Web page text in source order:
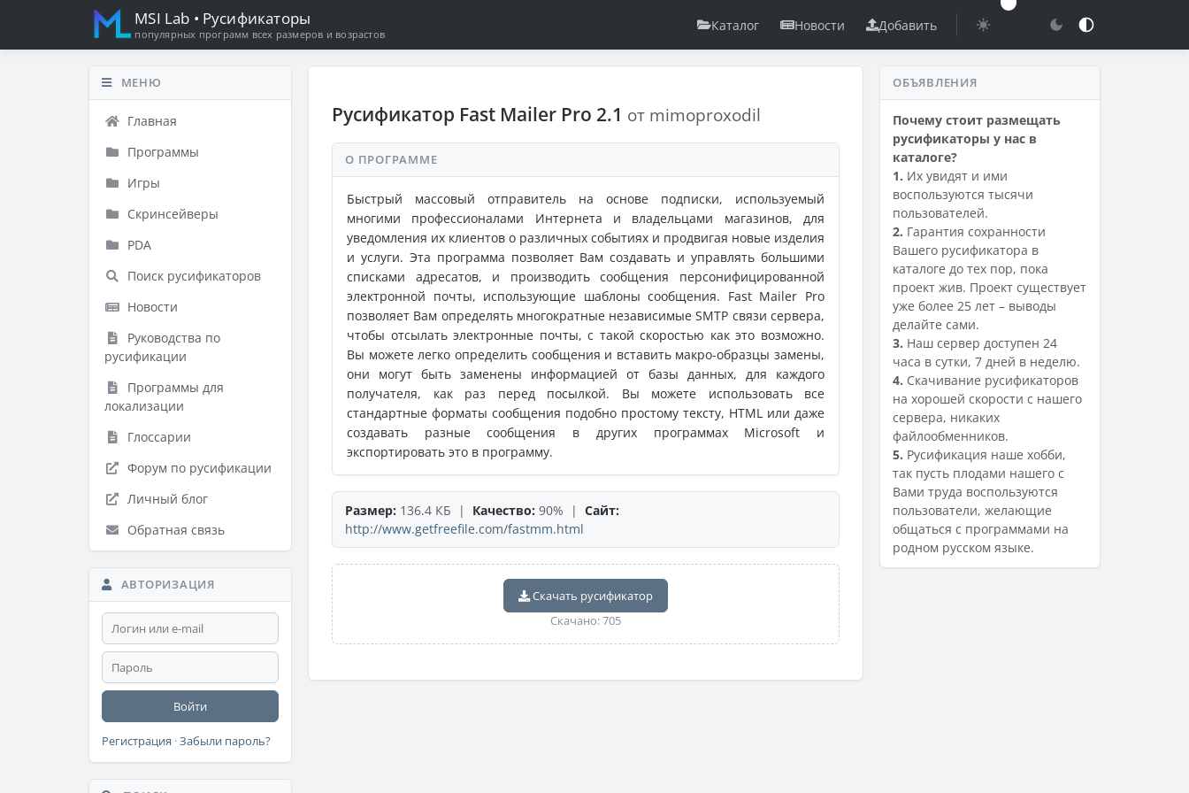
MSI Lab • Русификаторы
популярных программ всех размеров и возрастов
Каталог Новости Добавить
МЕНЮ
Главная
Программы
Игры
Скринсейверы
PDA
Поиск русификаторов
Новости
Руководства по
русификации
Программы для
локализации
Глоссарии
Форум по русификации
Личный блог
Обратная связь
АВТОРИЗАЦИЯ
Войти
Регистрация ·Забыли пароль?
Русификатор Fast Mailer Pro 2.1 от mimoproxodil
О ПРОГРАММЕ
Быстрый массовый отправитель на основе подписки, используемый
многими профессионалами Интернета и владельцами магазинов, для
уведомления их клиентов о различных событиях и продвигая новые изделия
и услуги. Эта программа позволяет Вам создавать и управлять большими
списками адресатов, и производить сообщения персонифицированной
электронной почты, использующие шаблоны сообщения. Fast Mailer Pro
позволяет Вам определять многократные независимые SMTP связи сервера,
чтобы отсылать электронные почты, с такой скоростью как это возможно.
Вы можете легко определить сообщения и вставить макро-образцы замены,
они могут быть заменены информацией от базы данных, для каждого
получателя, как раз перед посылкой. Вы можете использовать все
стандартные форматы сообщения подобно простому тексту, HTML или даже
создавать разные сообщения в других программах Microsoft и
экспортировать это в программу.
Размер: 136.4 КБ | Качество: 90% | Сайт:
http://www.getfreefile.com/fastmm.html
Скачать русификатор
Скачано: 705
ОБЪЯВЛЕНИЯ
Почему стоит размещать
русификаторы у нас в
каталоге?
1. Их увидят и ими
воспользуются тысячи
пользователей.
2. Гарантия сохранности
Вашего русификатора в
каталоге до тех пор, пока
проект жив. Проект существует
уже более 25 лет – выводы
делайте сами.
3. Наш сервер доступен 24
часа в сутки, 7 дней в неделю.
4. Скачивание русификаторов
на хорошей скорости с нашего
сервера, никаких
файлообменников.
5. Русификация наше хобби,
так пусть плодами нашего с
Вами труда воспользуются
пользователи, желающие
общаться с программами на
родном русском языке.